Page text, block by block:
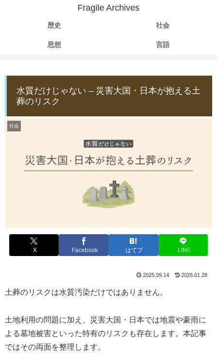
Fragile Archives
歴史 社会
思想 言語
水質だけじゃない – 災害大国・日本が抱える土
葬のリスク
社会
X Facebook はてブ LINE
2025.09.14 2026.01.28
土葬のリスクは水質汚染だけではありません。
土地利用の問題に加え、災害大国・日本では地震や豪雨に
よる墓地被害といった特有のリスクも存在します。本記事
ではその両面を整理します。